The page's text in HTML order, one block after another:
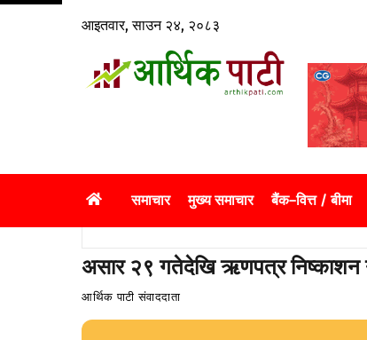
Skip
आइतवार, साउन २४, २०८३
समाचार मुख्य समाचार बैंक–वित्त / बीमा
असार २९ गतेदेखि ऋणपत्र निष्काशन
आर्थिक पाटी संवाददाता